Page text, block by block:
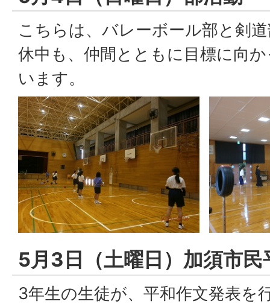
こちらは、バレーボール部と剣
休中も、仲間とともに目標に向
います。
5月3日（土曜日）加須市民
3年生の生徒が、平和作文発表を